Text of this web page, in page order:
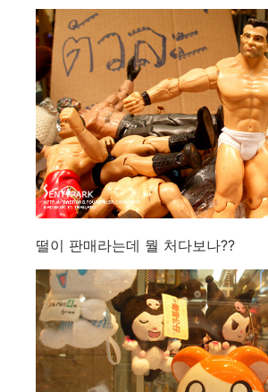
떨이 판매라는데 뭘 처다보나??